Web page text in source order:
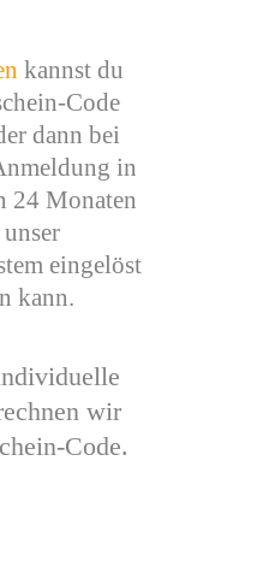
kannst du
Code
dann bei
in
24 Monaten
eingelöst
kann.
wir
Code.